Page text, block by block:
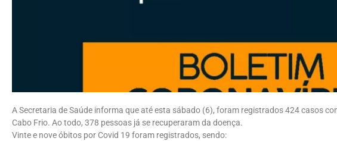
A Secretaria de Saúde informa que até esta sábado (6), foram registrados 424 casos
Cabo Frio. Ao todo, 378 pessoas já se recuperaram da doença.
Vinte e nove óbitos por Covid 19 foram registrados, sendo: